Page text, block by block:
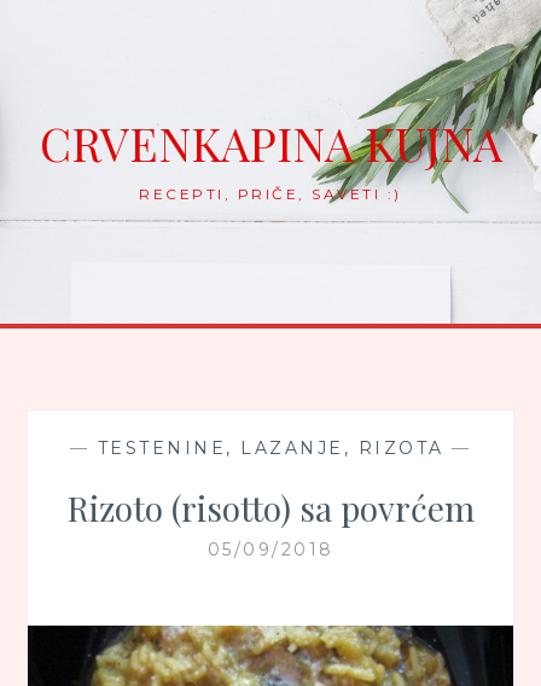
CRVENKAPINA KUJNA
RECEPTI, PRIČE, SAVETI :)
— TESTENINE, LAZANJE, RIZOTA —
Rizoto (risotto) sa povrćem
05/09/2018